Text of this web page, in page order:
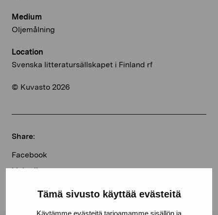
Tämä sivusto käyttää evästeitä
Käytämme evästeitä tarjoamamme sisällön ja
Medium
Oljemålning
Location
Svenska litteratursällskapet i Finland rf
© Kuvasto 2026
Share:
Facebook
Linkedin